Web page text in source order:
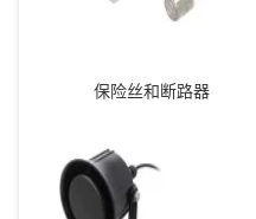
保险丝和断路器